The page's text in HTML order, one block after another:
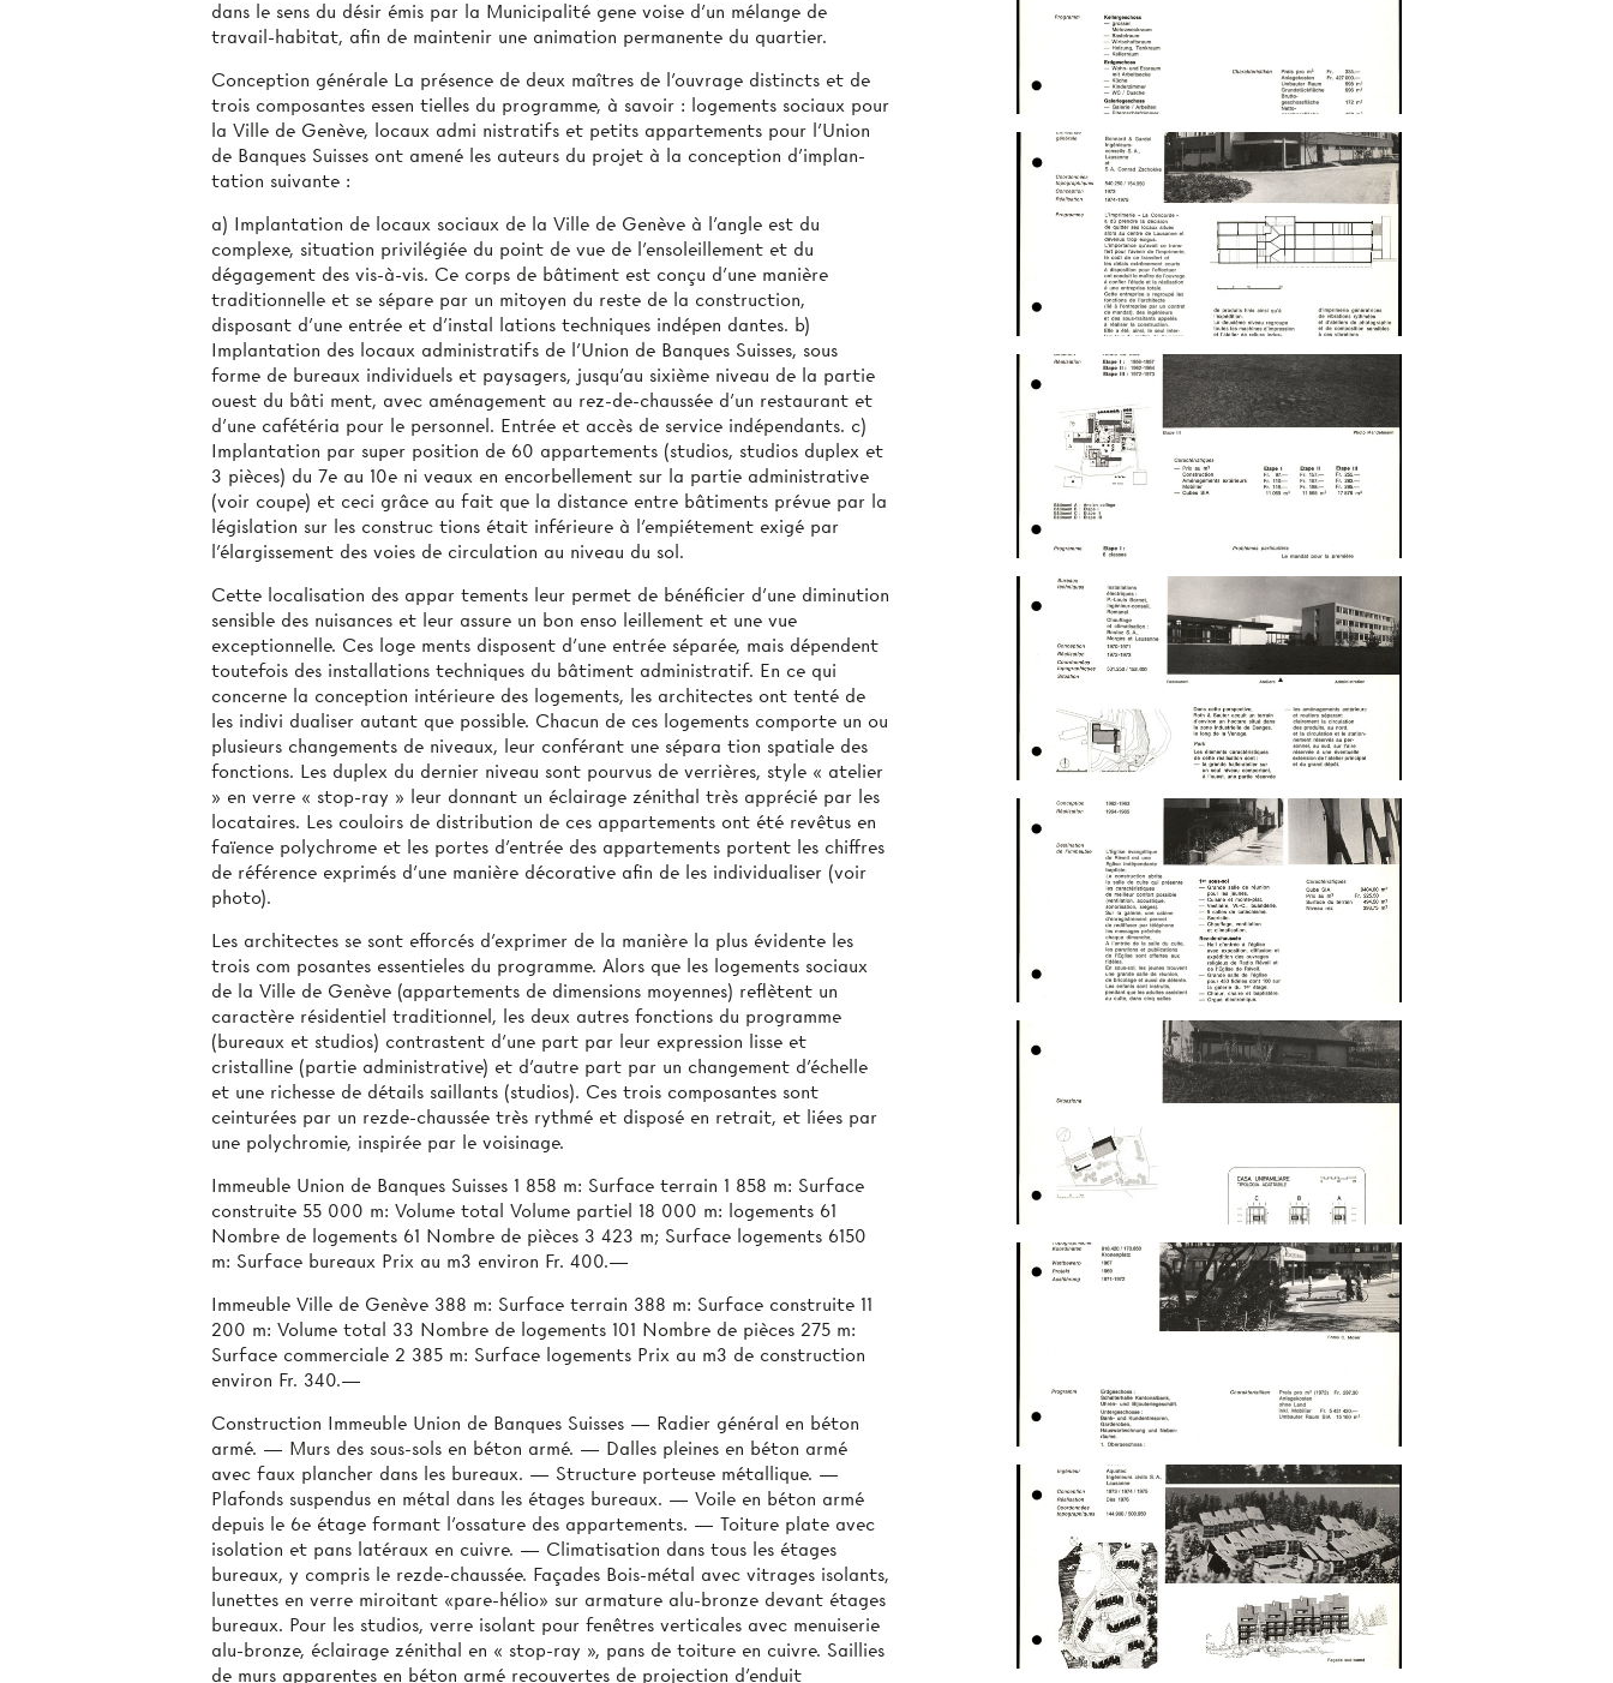
dans le sens du désir émis par la Municipalité gene­ voise d’un mélange de
travail-habitat, afin de maintenir une animation permanente du quartier.
Conception générale La présence de deux maîtres de l’ouvrage distincts et de
trois composantes essen­ tielles du programme, à savoir : logements sociaux pour
la Ville de Genève, locaux admi­ nistratifs et petits appartements pour l’Union
de Banques Suisses ont amené les auteurs du projet à la conception d’implan­
tation suivante :
a) Implantation de locaux sociaux de la Ville de Genève à l’angle est du
complexe, situation privilégiée du point de vue de l’ensoleillement et du
dégagement des vis-à-vis. Ce corps de bâtiment est conçu d’une manière
traditionnelle et se sépare par un mitoyen du reste de la construction,
disposant d’une entrée et d’instal­ lations techniques indépen­ dantes. b)
Implantation des locaux administratifs de l’Union de Banques Suisses, sous
forme de bureaux individuels et paysagers, jusqu’au sixième niveau de la partie
ouest du bâti­ ment, avec aménagement au rez-de-chaussée d’un restaurant et
d’une cafétéria pour le personnel. Entrée et accès de service indépendants. c)
Implantation par super­ position de 60 appartements (studios, studios duplex et
3 pièces) du 7e au 10e ni­ veaux en encorbellement sur la partie administrative
(voir coupe) et ceci grâce au fait que la distance entre bâtiments prévue par la
législation sur les construc­ tions était inférieure à l’empiétement exigé par
l'élargissement des voies de circulation au niveau du sol.
Cette localisation des appar­ tements leur permet de bénéficier d’une diminution
sensible des nuisances et leur assure un bon enso­ leillement et une vue
exceptionnelle. Ces loge­ ments disposent d'une entrée séparée, mais dépendent
toutefois des installations techniques du bâtiment administratif. En ce qui
concerne la conception intérieure des logements, les architectes ont tenté de
les indivi­ dualiser autant que possible. Chacun de ces logements comporte un ou
plusieurs changements de niveaux, leur conférant une sépara­ tion spatiale des
fonctions. Les duplex du dernier niveau sont pourvus de verrières, style « atelier
» en verre « stop-ray » leur donnant un éclairage zénithal très apprécié par les
locataires. Les couloirs de distribution de ces appartements ont été revêtus en
faïence polychrome et les portes d’entrée des appartements portent les chiffres
de référence exprimés d’une manière décorative afin de les individualiser (voir
photo).
Les architectes se sont efforcés d’exprimer de la manière la plus évidente les
trois com­ posantes essentieles du programme. Alors que les logements sociaux
de la Ville de Genève (appartements de dimensions moyennes) reflètent un
caractère résidentiel traditionnel, les deux autres fonctions du programme
(bureaux et studios) contrastent d’une part par leur expression lisse et
cristalline (partie administrative) et d'autre part par un changement d'échelle
et une richesse de détails saillants (studios). Ces trois composantes sont
ceinturées par un rezde-chaussée très rythmé et disposé en retrait, et liées par
une polychromie, inspirée par le voisinage.
Immeuble Union de Banques Suisses 1 858 m: Surface terrain 1 858 m: Surface
construite 55 000 m: Volume total Volume partiel 18 000 m: logements 61
Nombre de logements 61 Nombre de pièces 3 423 m; Surface logements 6150
m: Surface bureaux Prix au m3 environ Fr. 400.—
Immeuble Ville de Genève 388 m: Surface terrain 388 m: Surface construite 11
200 m: Volume total 33 Nombre de logements 101 Nombre de pièces 275 m:
Surface commerciale 2 385 m: Surface logements Prix au m3 de construction
environ Fr. 340.—
Construction Immeuble Union de Banques Suisses — Radier général en béton
armé. — Murs des sous-sols en béton armé. — Dalles pleines en béton armé
avec faux plancher dans les bureaux. — Structure porteuse métallique. —
Plafonds suspendus en métal dans les étages bureaux. — Voile en béton armé
depuis le 6e étage formant l'ossature des appartements. — Toiture plate avec
isolation et pans latéraux en cuivre. — Climatisation dans tous les étages
bureaux, y compris le rezde-chaussée. Façades Bois-métal avec vitrages isolants,
lunettes en verre miroitant «pare-hélio» sur armature alu-bronze devant étages
bureaux. Pour les studios, verre isolant pour fenêtres verticales avec menuiserie
alu-bronze, éclairage zénithal en « stop-ray », pans de toiture en cuivre. Saillies
de murs apparentes en béton armé recouvertes de projection d'enduit